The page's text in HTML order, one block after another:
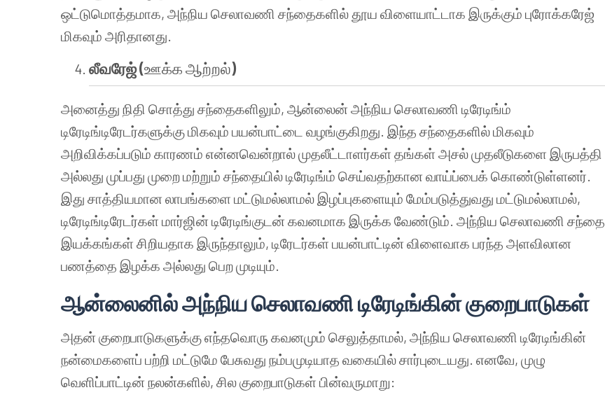
ஒட்டுமொத்தமாக, அந்நிய செலாவணி சந்தைகளில் தூய விளையாட்டாக இருக்கும் புரோக்கரேஜ்
மிகவும் அரிதானது.
லீவரேஜ்(ஊக்க ஆற்றல்)
அனைத்து நிதி சொத்து சந்தைகளிலும், ஆன்லைன் அந்நிய செலாவணி டிரேடிங்ம்
டிரேடிங்டிரேடர்களுக்கு மிகவும் பயன்பாட்டை வழங்குகிறது. இந்த சந்தைகளில் மிகவும்
அறிவிக்கப்படும் காரணம் என்னவென்றால் முதலீட்டாளர்கள் தங்கள் அசல் முதலீடுகளை இருபத்தி
அல்லது முப்பது முறை மற்றும் சந்தையில் டிரேடிங்ம் செய்வதற்கான வாய்ப்பைக் கொண்டுள்ளனர்.
இது சாத்தியமான லாபங்களை மட்டுமல்லாமல் இழப்புகளையும் மேம்படுத்துவது மட்டுமல்லாமல்,
டிரேடிங்டிரேடர்கள் மார்ஜின் டிரேடிங்குடன் கவனமாக இருக்க வேண்டும். அந்நிய செலாவணி சந்தை
இயக்கங்கள் சிறியதாக இருந்தாலும், டிரேடர்கள் பயன்பாட்டின் விளைவாக பரந்த அளவிலான
பணத்தை இழக்க அல்லது பெற முடியும்.
ஆன்லைனில் அந்நிய செலாவணிடிரேடிங்கின்குறைபாடுகள்
அதன் குறைபாடுகளுக்கு எந்தவொரு கவனமும் செலுத்தாமல், அந்நிய செலாவணி டிரேடிங்கின்
நன்மைகளைப் பற்றி மட்டுமே பேசுவது நம்பமுடியாத வகையில் சார்புடையது. எனவே, முழு
வெளிப்பாட்டின் நலன்களில், சில குறைபாடுகள் பின்வருமாறு: